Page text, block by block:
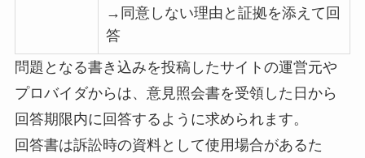
→同意しない理由と証拠を添えて回
答
問題となる書き込みを投稿したサイトの運営元や
プロバイダからは、意見照会書を受領した日から
回答期限内に回答するように求められます。
回答書は訴訟時の資料として使用場合があるた